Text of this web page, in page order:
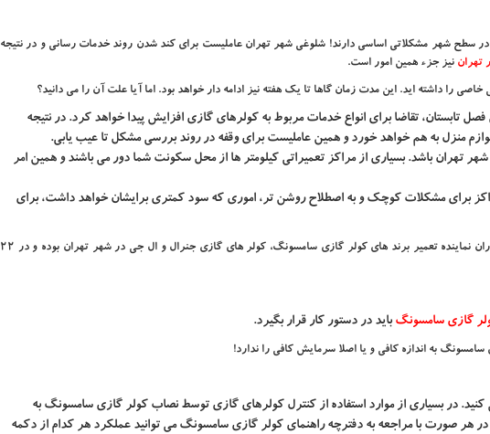
در سطح شهر مشکلاتی اساسی دارند! شلوغی شهر تهران عاملیست برای کند شدن روند خدمات رسانی و در نتیجه
تهران نیز جزء همین امور است.
را داشته اید. این مدت زمان گاها تا یک هفته نیز ادامه دار خواهد بود. اما آیا علت آن را می دانید؟
تابستان، تقاضا برای انواع خدمات مربوط به کولرهای گازی افزایش پیدا خواهد کرد. در نتیجه
لوازم منزل به هم خواهد خورد و همین عاملیست برای وقفه در روند بررسی مشکل تا عیب یابی.
تهران باشد. بسیاری از مراکز تعمیراتی کیلومتر ها از محل سکونت شما دور می باشند و همین امر
برای مشکلات کوچک و به اصطلاح روشن تر، اموری که سود کمتری برایشان خواهد داشت، برای
سرویسکاران این مشکلات را تماما حل نموده است. سرویسکاران نماینده تعمیر برند های کولر گازی سامسونگ، کولر های گازی جنرال و ال جی در شهر تهران بوده و در 22
گازی سامسونگ باید در دستور کار قرار بگیرد.
به اندازه کافی و یا اصلا سرمایش کافی را ندارد!
در بسیاری از موارد استفاده از کنترل کولرهای گازی توسط نصاب کولر گازی سامسونگ به
صورت با مراجعه به دفترچه راهنمای کولر گازی سامسونگ می توانید عملکرد هر کدام از دکمه